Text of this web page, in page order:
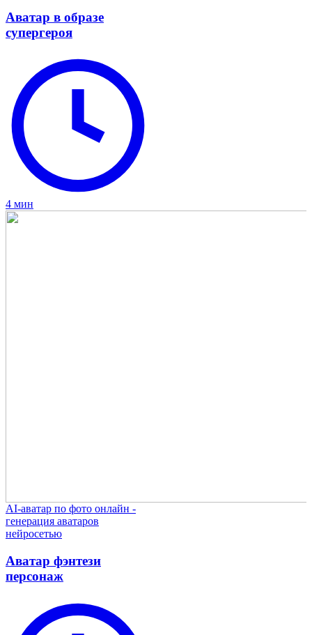
Аватар в образе
супергероя
4 мин
AI-аватар по фото онлайн -
генерация аватаров
нейросетью
Аватар фэнтези
персонаж